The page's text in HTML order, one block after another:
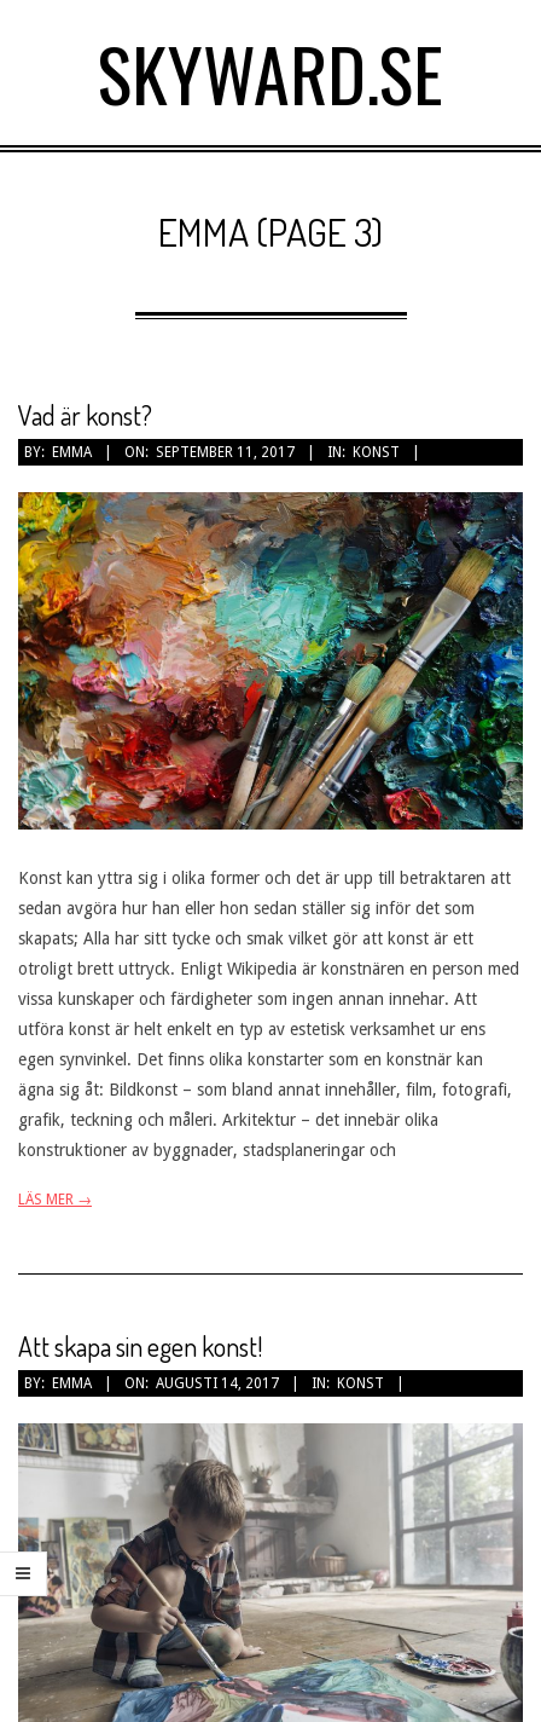
SKYWARD.SE
Primary
EMMA(PAGE 3)
Vad är konst?
2017-
11
BY: EMMA ON: SEPTEMBER 11, 2017 IN: KONST
Konst kan yttra sig i olika former och det är upp till betraktaren att
sedan avgöra hur han eller hon sedan ställer sig inför det som
skapats; Alla har sitt tycke och smak vilket gör att konst är ett
otroligt brett uttryck. Enligt Wikipedia är konstnären en person med
vissa kunskaper och färdigheter som ingen annan innehar. Att
utföra konst är helt enkelt en typ av estetisk verksamhet ur ens
egen synvinkel. Det finns olika konstarter som en konstnär kan
ägna sig åt: Bildkonst – som bland annat innehåller, film, fotografi,
grafik, teckning och måleri. Arkitektur – det innebär olika
konstruktioner av byggnader, stadsplaneringar och
LÄS MER →
Att skapa sin egen konst!
2017-
14
BY: EMMA ON: AUGUSTI 14, 2017 IN: KONST